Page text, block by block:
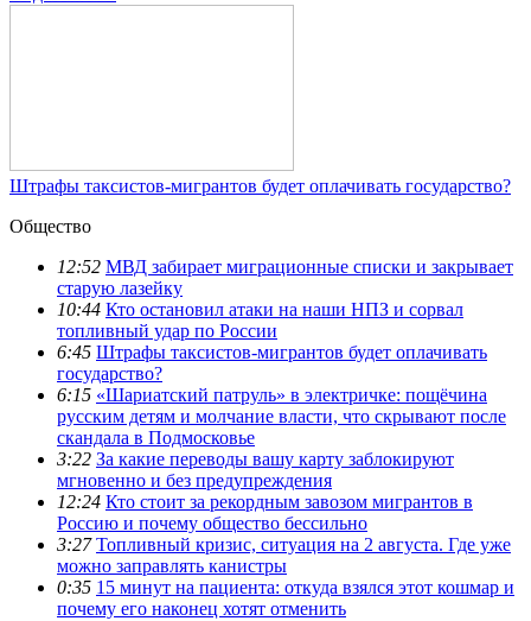
Штрафы таксистов-мигрантов будет оплачивать государство?
Общество
12:52 МВД забирает миграционные списки и закрывает
старую лазейку
10:44 Кто остановил атаки на наши НПЗ и сорвал
топливный удар по России
6:45 Штрафы таксистов-мигрантов будет оплачивать
государство?
6:15 «Шариатский патруль» в электричке: пощёчина
русским детям и молчание власти, что скрывают после
скандала в Подмосковье
3:22 За какие переводы вашу карту заблокируют
мгновенно и без предупреждения
12:24 Кто стоит за рекордным завозом мигрантов в
Россию и почему общество бессильно
3:27 Топливный кризис, ситуация на 2 августа. Где уже
можно заправлять канистры
0:35 15 минут на пациента: откуда взялся этот кошмар и
почему его наконец хотят отменить